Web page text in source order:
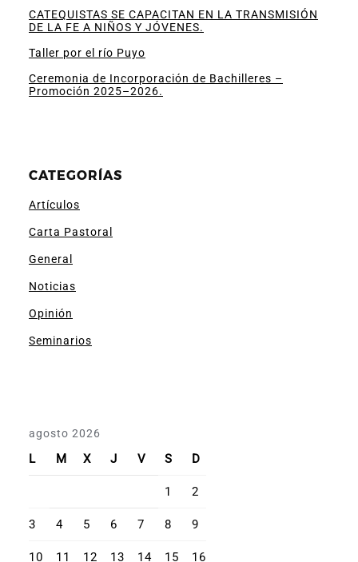
CATEQUISTAS SE CAPACITAN EN LA TRANSMISIÓN
DE LA FE A NIÑOS Y JÓVENES.
Taller por el río Puyo
Ceremonia de Incorporación de Bachilleres –
Promoción 2025–2026.
CATEGORÍAS
Artículos
Carta Pastoral
General
Noticias
Opinión
Seminarios
agosto 2026
L M X J V S D
1 2
3 4 5 6 7 8 9
10 11 12 13 14 15 16